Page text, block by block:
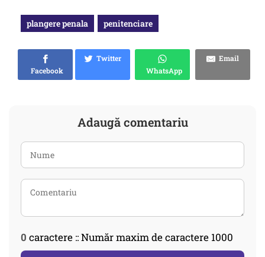
plangere penala penitenciare
Facebook
Twitter
WhatsApp
Email
Adaugă comentariu
0 caractere :: Număr maxim de caractere 1000